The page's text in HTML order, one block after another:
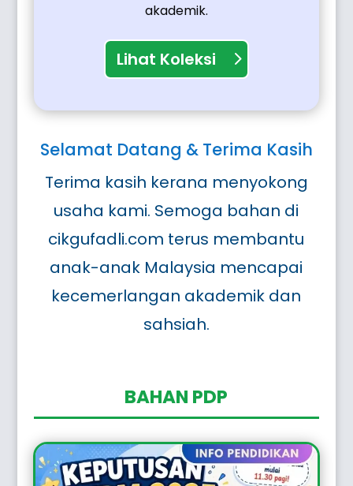
akademik.
Lihat Koleksi
Selamat Datang & Terima Kasih
Terima kasih kerana menyokong
usaha kami. Semoga bahan di
cikgufadli.com terus membantu
anak-anak Malaysia mencapai
kecemerlangan akademik dan
sahsiah.
BAHAN PDP